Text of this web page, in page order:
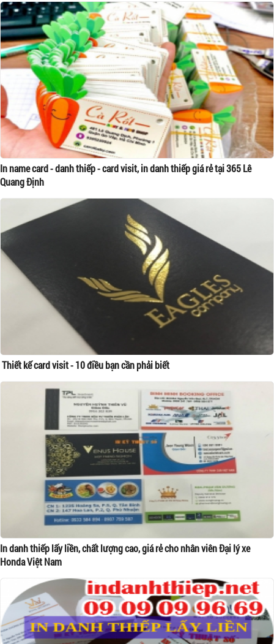
In name card - danh thiếp - card visit, in danh thiếp giá rẻ tại 365 Lê
Quang Định
Thiết kế card visit - 10 điều bạn cần phải biết
In danh thiếp lấy liền, chất lượng cao, giá rẻ cho nhân viên Đại lý xe
Honda Việt Nam